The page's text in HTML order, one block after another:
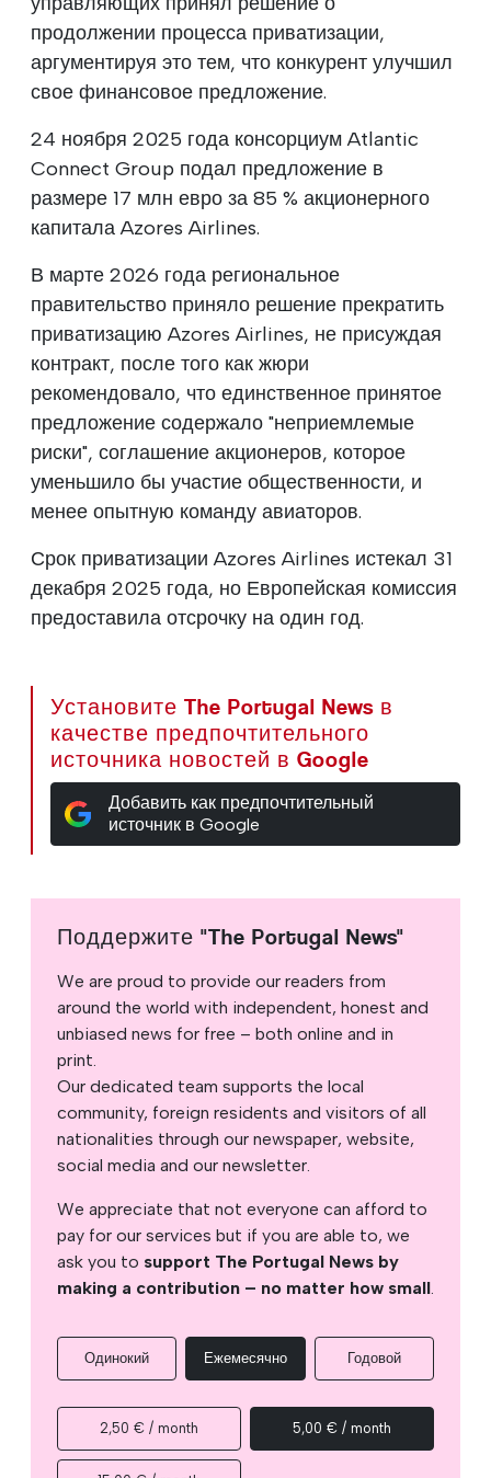
продолжении процесса приватизации,
аргументируя это тем, что конкурент улучшил
свое финансовое предложение.
24 ноября 2025 года консорциум Atlantic
Connect Group подал предложение в
размере 17 млн евро за 85 % акционерного
капитала Azores Airlines.
В марте 2026 года региональное
правительство приняло решение прекратить
приватизацию Azores Airlines, не присуждая
контракт, после того как жюри
рекомендовало, что единственное принятое
предложение содержало "неприемлемые
риски", соглашение акционеров, которое
уменьшило бы участие общественности, и
менее опытную команду авиаторов.
Срок приватизации Azores Airlines истекал 31
декабря 2025 года, но Европейская комиссия
предоставила отсрочку на один год.
Установите The Portugal News в
качестве предпочтительного
источника новостей в Google
Добавить как предпочтительный
источник в Google
Поддержите "The Portugal News"
We are proud to provide our readers from
around the world with independent, honest and
unbiased news for free – both online and in
print.
Our dedicated team supports the local
community, foreign residents and visitors of all
nationalities through our newspaper, website,
social media and our newsletter.
We appreciate that not everyone can afford to
pay for our services but if you are able to, we
ask you to support The Portugal News by
making a contribution – no matter how small.
Одинокий Ежемесячно Годовой
2,50 € / month 5,00 € / month